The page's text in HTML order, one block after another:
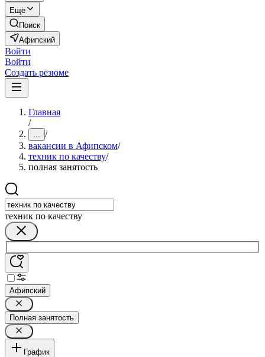
Ещё
Поиск
Афипский
Войти
Войти
Создать резюме
Главная
/
... /
вакансии в Афипском/
техник по качеству/
полная занятость
техник по качеству
Афипский
Полная занятость
График